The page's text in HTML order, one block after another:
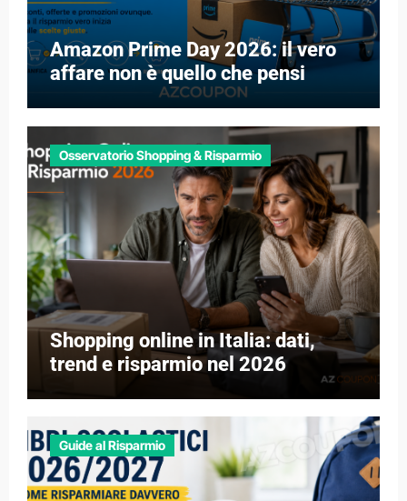
Amazon Prime Day 2026: il vero
affare non è quello che pensi
Osservatorio Shopping & Risparmio
Shopping online in Italia: dati,
trend e risparmio nel 2026
Guide al Risparmio